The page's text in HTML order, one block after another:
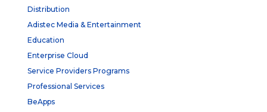
Distribution
Adistec Media & Entertainment
Education
Enterprise Cloud
Service Providers Programs
Professional Services
BeApps